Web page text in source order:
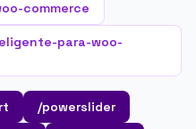
commerce
para-woo-
/powerslider